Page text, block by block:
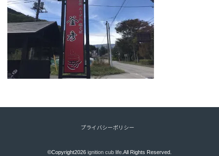
プライバシーポリシー
©Copyright2026 ignition cub life.All Rights Reserved.